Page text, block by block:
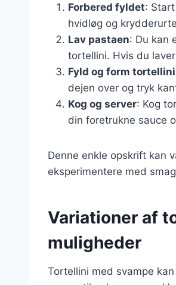
Forbered fyldet:
hvidløg og
Lav pastaen: Du kan
tortellini. Hvis du
Fyld og form tortellini
dejen over og tryk
Kog og server: Kog
din foretrukne sauce
Denne enkle opskrift kan
eksperimentere med
Variationer af
muligheder
Tortellini med svampe